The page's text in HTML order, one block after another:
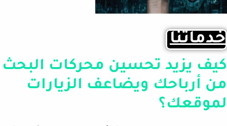
خدماتنا
كيف يزيد تحسين محركات البحث
من أرباحك ويضاعف الزيارات
لموقعك؟